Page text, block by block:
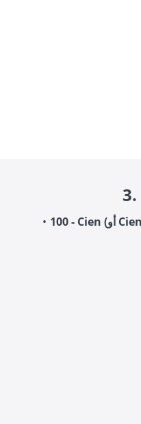
100 - Cien (أو Ciento عند الدمج مع أرقام أخرى، مثل